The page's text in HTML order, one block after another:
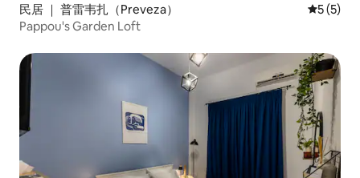
民居 ｜ 普雷韦扎（Preveza） 平均评分
5 (5)
Pappou's Garden Loft